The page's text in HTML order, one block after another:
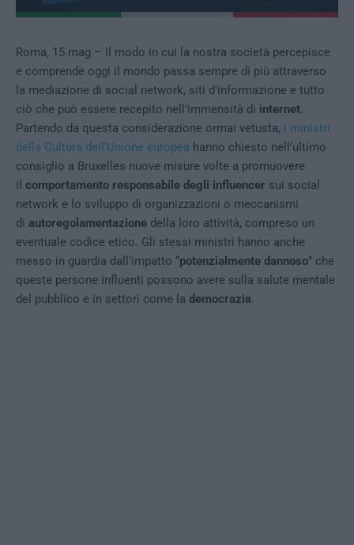
Roma, 15 mag – Il modo in cui la nostra società percepisce
e comprende oggi il mondo passa sempre di più attraverso
la mediazione di social network, siti d’informazione e tutto
ciò che può essere recepito nell’immensità di internet.
Partendo da questa considerazione ormai vetusta, i ministri
della Cultura dell’Unione europea hanno chiesto nell’ultimo
consiglio a Bruxelles nuove misure volte a promuovere
il comportamento responsabile degli influencer sui social
network e lo sviluppo di organizzazioni o meccanismi
di autoregolamentazione della loro attività, compreso un
eventuale codice etico. Gli stessi ministri hanno anche
messo in guardia dall’impatto “potenzialmente dannoso” che
queste persone influenti possono avere sulla salute mentale
del pubblico e in settori come la democrazia.